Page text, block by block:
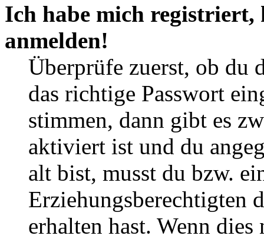
Ich habe mich
anmelden!
Überprüfe zuerst, ob du
das richtige Passwort
stimmen, dann gibt es
aktiviert ist und du
alt bist, musst du bzw.
Erziehungsberechtigten
erhalten hast. Wenn